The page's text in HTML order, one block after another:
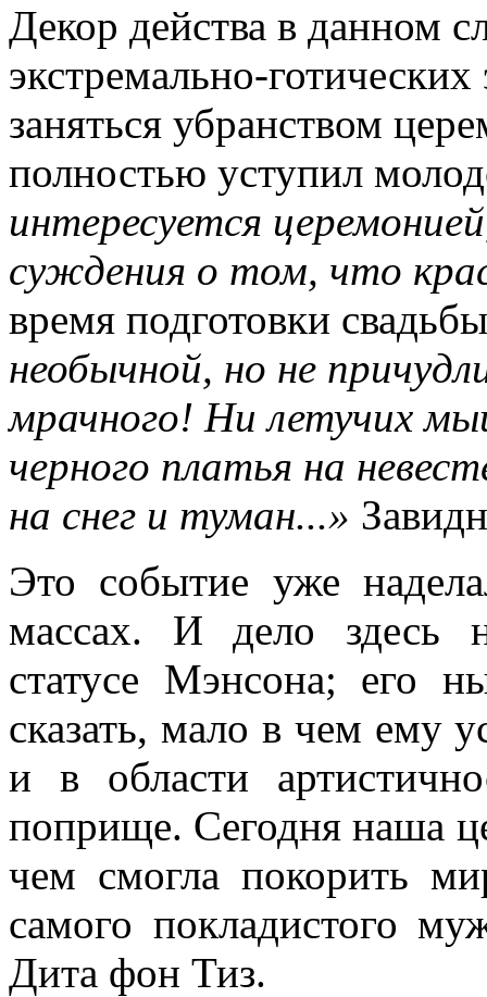
Декор действа в данном
экстремально-
заняться убранством
полностью уступил
интересуется
суждения о том, что
время подготовки свадьбы
необычной, но не
мрачного! Ни летучих
черного платья на
на снег и туман...»
Это событие уже
массах. И дело здесь
статусе Мэнсона; его
сказать, мало в чем ему
и в области
поприще. Сегодня наша
чем смогла покорить
самого покладистого
Дита фон Тиз.